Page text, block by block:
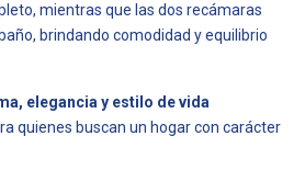
mientras que las dos recámaras
brindando comodidad y equilibrio
elegancia y estilo de vida
quienes buscan un hogar con carácter